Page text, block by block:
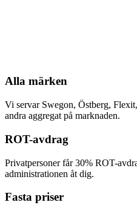
Alla märken
Vi servar Swegon, Östberg,
andra aggregat på marknaden.
ROT-avdrag
Privatpersoner får 30% ROT-
administrationen åt dig.
Fasta priser